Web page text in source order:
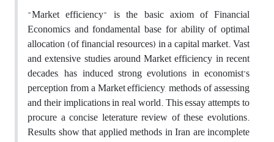
"Market efficiency" is the basic axiom of Financial
Economics and fondamental base for ability of optimal
allocation (of financial resources) in a capital market. Vast
and extensive studies around Market efficiency in recent
decades, has induced strong evolutions in economist’s
perception from a Market efficiency, methods of assessing
and their implications in real world. This essay attempts to
procure a concise leterature review of these evolutions.
Results show that applied methods in Iran are incomplete